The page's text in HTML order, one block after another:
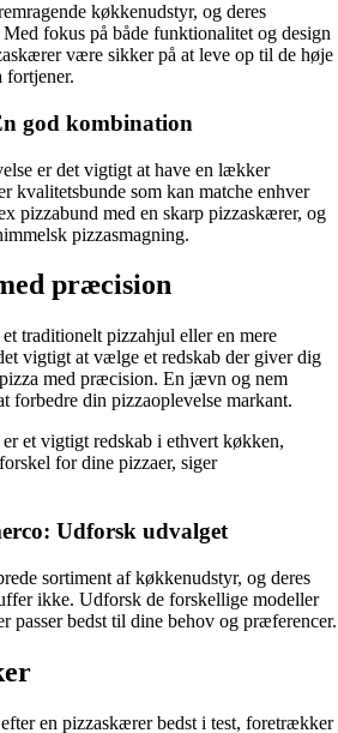
køkkenudstyr, og deres
fokus på både funktionalitet og design
være sikker på at leve op til de høje
fortjener.
god kombination
er det vigtigt at have en lækker
kvalitetsbunde som kan matche enhver
pizzabund med en skarp pizzaskærer, og
pizzasmagning.
præcision
traditionelt pizzahjul eller en mere
vigtigt at vælge et redskab der giver dig
med præcision. En jævn og nem
forbedre din pizzaoplevelse markant.
et vigtigt redskab i ethvert køkken,
for dine pizzaer, siger
Udforsk udvalget
sortiment af køkkenudstyr, og deres
ikke. Udforsk de forskellige modeller
passer bedst til dine behov og præferencer.
en pizzaskærer bedst i test, foretrækker